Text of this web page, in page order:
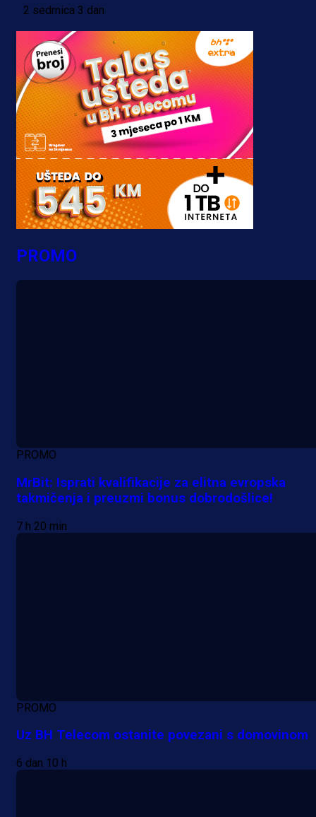
2 sedmica 3 dan
PROMO
PROMO
MrBit: Isprati kvalifikacije za elitna evropska
takmičenja i preuzmi bonus dobrodošlice!
7 h 20 min
PROMO
Uz BH Telecom ostanite povezani s domovinom
6 dan 10 h